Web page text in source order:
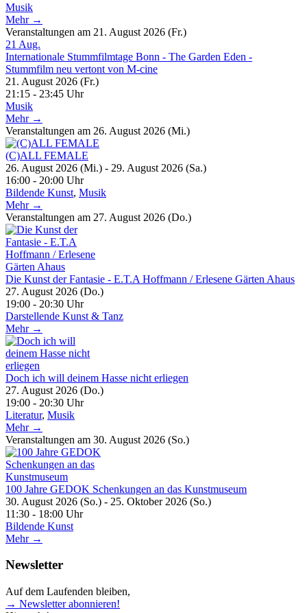
Musik
Mehr →
Veranstaltungen am 21. August 2026 (Fr.)
21 Aug.
Internationale Stummfilmtage Bonn - The Garden Eden -
Stummfilm neu vertont von M-cine
21. August 2026 (Fr.)
21:15 - 23:45 Uhr
Musik
Mehr →
Veranstaltungen am 26. August 2026 (Mi.)
(C)ALL FEMALE
26. August 2026 (Mi.) - 29. August 2026 (Sa.)
16:00 - 20:00 Uhr
Bildende Kunst, Musik
Mehr →
Veranstaltungen am 27. August 2026 (Do.)
Die Kunst der Fantasie - E.T.A Hoffmann / Erlesene Gärten Ahaus
27. August 2026 (Do.)
19:00 - 20:30 Uhr
Darstellende Kunst & Tanz
Mehr →
Doch ich will deinem Hasse nicht erliegen
27. August 2026 (Do.)
19:00 - 20:30 Uhr
Literatur, Musik
Mehr →
Veranstaltungen am 30. August 2026 (So.)
100 Jahre GEDOK Schenkungen an das Kunstmuseum
30. August 2026 (So.) - 25. Oktober 2026 (So.)
11:30 - 18:00 Uhr
Bildende Kunst
Mehr →
Newsletter
Auf dem Laufenden bleiben,
→ Newsletter abonnieren!